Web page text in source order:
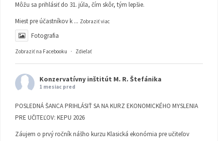
Môžu sa prihlásiť do 31. júla, čím skôr, tým lepšie.
Miest pre účastníkov k ... Zobraziť viac
Fotografia
Zobraziť na Facebooku · Zdieľať
Konzervatívny inštitút M. R. Štefánika
1 mesiac pred
POSLEDNÁ ŠANCA PRIHLÁSIŤ SA NA KURZ EKONOMICKÉHO MYSLENIA
PRE UČITEĽOV: KEPU 2026
Záujem o prvý ročník nášho kurzu Klasická ekonómia pre učiteľov